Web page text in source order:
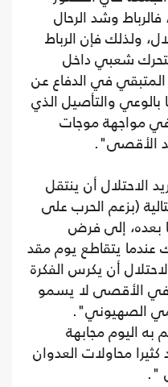
وشد الرحال
ولذلك فإن الرباط
شعبي داخل
في الدفاع عن
والتأصيل الذي
مواجهة موجات
الأقصى".
الاحتلال أن ينتقل
5 جمع متتالية (بزعم الحرب على
بعده، إلى فرض
عندما يتقاطع يوم مقد
أن يكرس الفكرة
في الأقصى لا يسمو
الصهيوني".
به اليوم مجابهة
محاولات العدوان
".